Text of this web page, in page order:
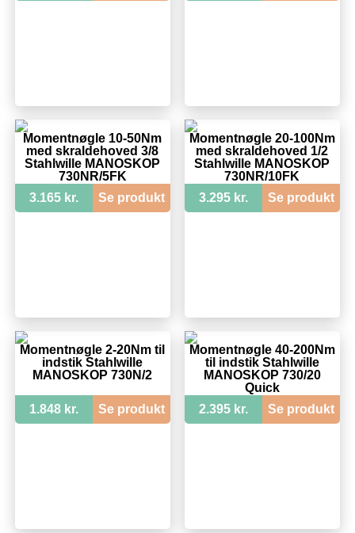
Momentnøgle 10-50Nm
med skraldehoved 3/8
Stahlwille MANOSKOP
730NR/5FK
3.165 kr.
Se produkt
Momentnøgle 20-100Nm
med skraldehoved 1/2
Stahlwille MANOSKOP
730NR/10FK
3.295 kr.
Se produkt
Momentnøgle 2-20Nm til
indstik Stahlwille
MANOSKOP 730N/2
1.848 kr. Se produkt
Momentnøgle 40-200Nm
til indstik Stahlwille
MANOSKOP 730/20
Quick
2.395 kr.
Se produkt